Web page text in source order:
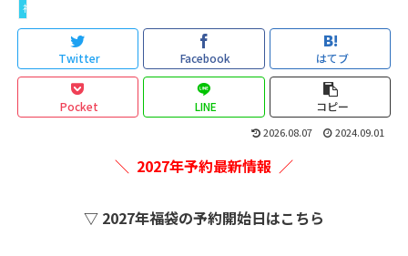
福袋キッズ
Twitter Facebook はてブ
Pocket LINE コピー
2026.08.07 2024.09.01
＼ 2027年予約最新情報 ／
▽ 2027年福袋の予約開始日はこちら